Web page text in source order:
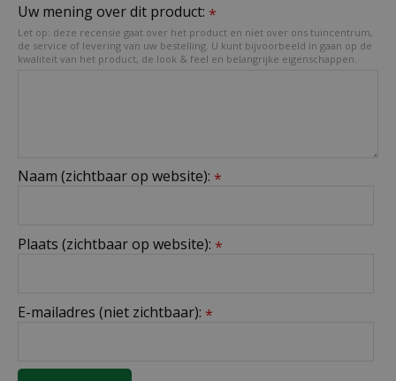
Uw mening over dit product: *
Let op: deze recensie gaat over het product en niet over ons tuincentrum,
de service of levering van uw bestelling. U kunt bijvoorbeeld in gaan op de
kwaliteit van het product, de look & feel en belangrijke eigenschappen.
Naam (zichtbaar op website): *
Plaats (zichtbaar op website): *
E-mailadres (niet zichtbaar): *